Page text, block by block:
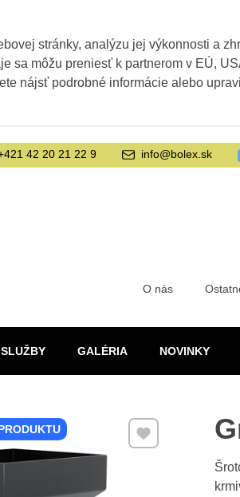
SLUŽBY GALÉRIA NOVINKY
O nás
42 20 21 22 9 info@bolex.sk
Pridať k
stránky, analýzu jej výkonnosti a
sa môžu preniesť k partnerom v EÚ,
nájsť podrobné informácie alebo